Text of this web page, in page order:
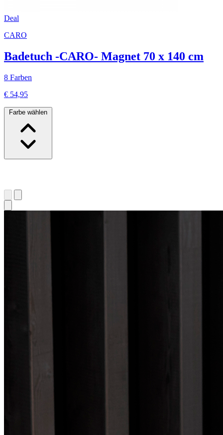
Deal
CARO
Badetuch -CARO- Magnet 70 x 140 cm
8 Farben
€ 54,95
Farbe wählen